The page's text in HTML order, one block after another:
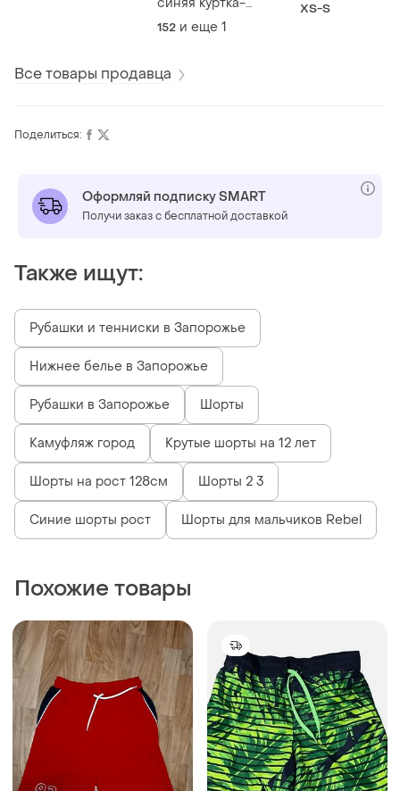
ветровка дождевик
унисекс wolf
152 и еще 1
XS-S
Все товары продавца
Поделиться:
Оформляй подписку SMART
Получи заказ с бесплатной доставкой
Также ищут:
Рубашки и тенниски в Запорожье
Нижнее белье в Запорожье
Рубашки в Запорожье Шорты
Камуфляж город Крутые шорты на 12 лет
Шорты на рост 128см Шорты 2 3
Синие шорты рост Шорты для мальчиков Rebel
Похожие товары